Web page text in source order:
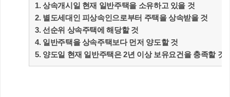
상속개시일 현재 일반주택을 소유하고 있을 것
별도세대인 피상속인으로부터 주택을 상속받을 것
선순위 상속주택에 해당할 것
일반주택을 상속주택보다 먼저 양도할 것
양도일 현재 일반주택은 2년 이상 보유요건을 충족할 것